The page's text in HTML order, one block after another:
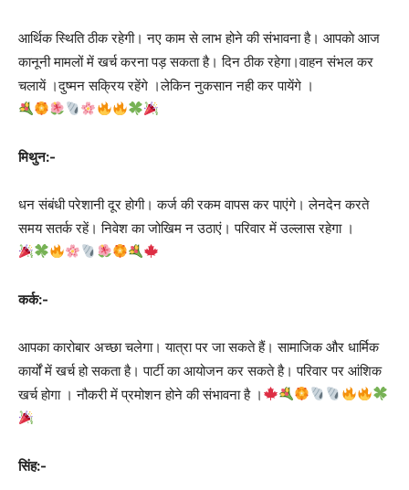
आर्थिक स्थिति ठीक रहेगी। नए काम से लाभ होने की संभावना है। आपकाे आज
कानूनी मामलों में खर्च करना पड़ सकता है। दिन ठीक रहेगा।वाहन संभल कर
चलायें ।दुष्मन सक्रिय रहेंगे ।लेकिन नुकसान नही कर पायेंगे ।
मिथुन:-
धन संबंधी परेशानी दूर होगी। कर्ज की रकम वापस कर पाएंगे। लेनदेन करते
समय सतर्क रहें। निवेश का जोखिम न उठाएं। परिवार में उल्लास रहेगा ।
कर्क:-
आपका कारोबार अच्छा चलेगा। यात्रा पर जा सकते हैं। सामाजिक और धार्मिक
कार्यों में खर्च हो सकता है। पार्टी का आयोजन कर सकते है। परिवार पर आंशिक
खर्च होगा । नौकरी में प्रमोशन होने की संभावना है ।
सिंह:-